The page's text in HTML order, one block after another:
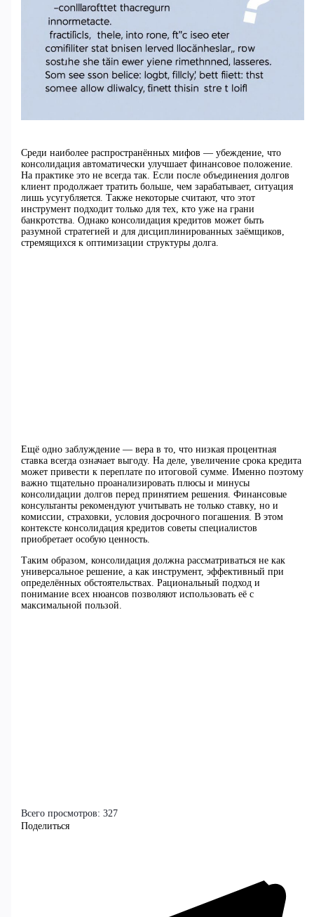
Среди наиболее распространённых мифов — убеждение, что
консолидация автоматически улучшает финансовое положение.
На практике это не всегда так. Если после объединения долгов
клиент продолжает тратить больше, чем зарабатывает, ситуация
лишь усугубляется. Также некоторые считают, что этот
инструмент подходит только для тех, кто уже на грани
банкротства. Однако консолидация кредитов может быть
разумной стратегией и для дисциплинированных заёмщиков,
стремящихся к оптимизации структуры долга.
Ещё одно заблуждение — вера в то, что низкая процентная
ставка всегда означает выгоду. На деле, увеличение срока кредита
может привести к переплате по итоговой сумме. Именно поэтому
важно тщательно проанализировать плюсы и минусы
консолидации долгов перед принятием решения. Финансовые
консультанты рекомендуют учитывать не только ставку, но и
комиссии, страховки, условия досрочного погашения. В этом
контексте консолидация кредитов советы специалистов
приобретает особую ценность.
Таким образом, консолидация должна рассматриваться не как
универсальное решение, а как инструмент, эффективный при
определённых обстоятельствах. Рациональный подход и
понимание всех нюансов позволяют использовать её с
максимальной пользой.
Всего просмотров: 327
Поделиться